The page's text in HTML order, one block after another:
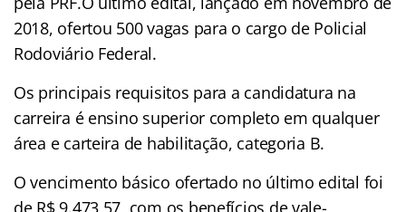
2018, ofertou 500 vagas para o cargo de Policial
Rodoviário Federal.
Os principais requisitos para a candidatura na
carreira é ensino superior completo em qualquer
área e carteira de habilitação, categoria B.
O vencimento básico ofertado no último edital foi
de R$ 9.473,57, com os benefícios de vale-